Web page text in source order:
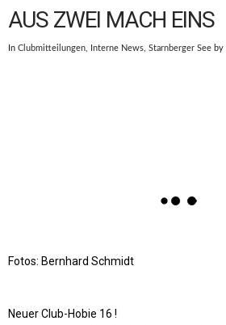
AUS ZWEI MACH EINS
In Clubmitteilungen Interne News Starnberger See by
Fotos: Bernhard Schmidt
Neuer Club-Hobie 16 !